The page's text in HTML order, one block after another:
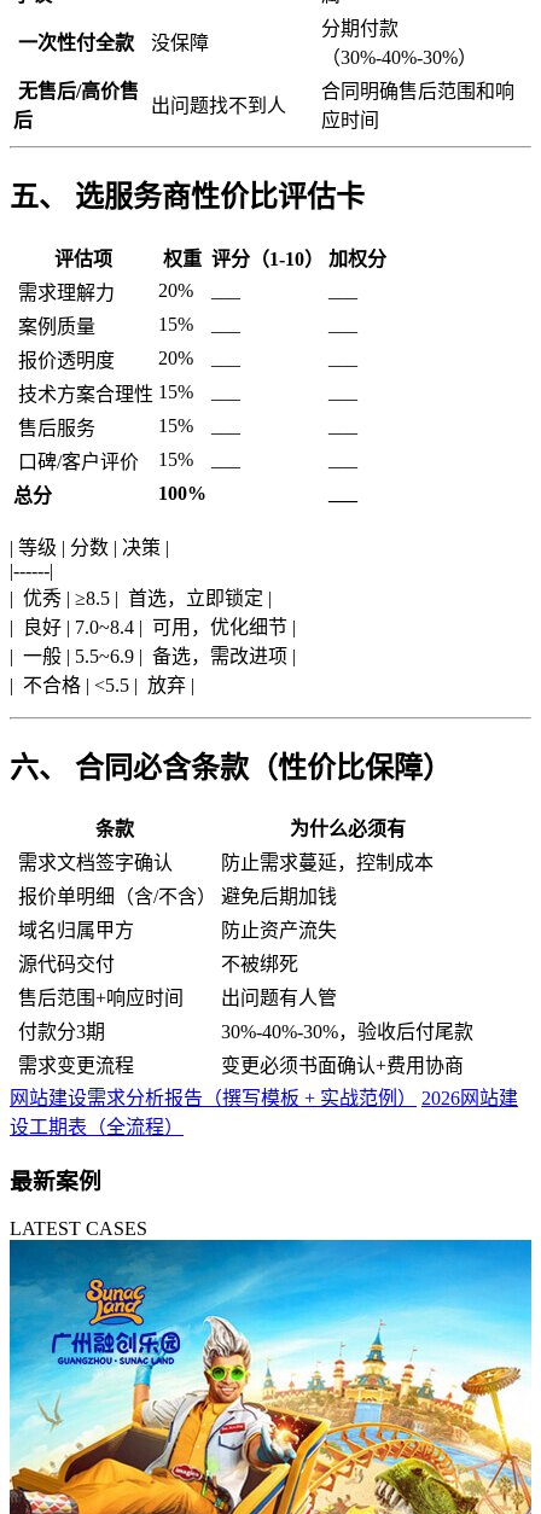
一次性付全款 没保障
分期付款
（30%-40%-30%）
无售后/高价售
后
出问题找不到人
合同明确售后范围和响
应时间
五、 选服务商性价比评估卡
评估项 权重 评分（1-10）
加权分
需求理解力
20%
案例质量
15%
报价透明度
20%
技术方案合理性 15%
售后服务
15%
口碑/客户评价
15%
总分
100%
| 等级 | 分数 | 决策 |
|------|
| 优秀 | ≥8.5 | 首选，立即锁定 |
| 良好 | 7.0~8.4 | 可用，优化细节 |
| 一般 | 5.5~6.9 | 备选，需改进项 |
| 不合格 | <5.5 | 放弃 |
六、 合同必含条款（性价比保障）
条款
为什么必须有
需求文档签字确认
防止需求蔓延，控制成本
报价单明细（含/不含）
避免后期加钱
域名归属甲方
防止资产流失
源代码交付
不被绑死
售后范围+响应时间
出问题有人管
付款分3期
30%-40%-30%，验收后付尾款
需求变更流程
变更必须书面确认+费用协商
网站建设需求分析报告（撰写模板 + 实战范例）
2026网站建
设工期表（全流程）
最新案例
LATEST CASES